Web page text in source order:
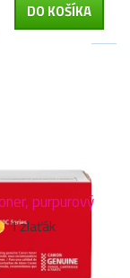
DO KOŠÍKA
purpurový
1 zlaťák